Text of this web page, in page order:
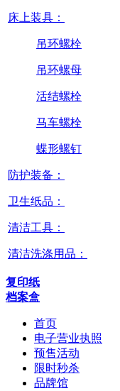
床上装具：
吊环螺栓
吊环螺母
活结螺栓
马车螺栓
蝶形螺钉
防护装备：
卫生纸品：
清洁工具：
清洁洗涤用品：
复印纸
档案盒
首页
电子营业执照
预售活动
限时秒杀
品牌馆